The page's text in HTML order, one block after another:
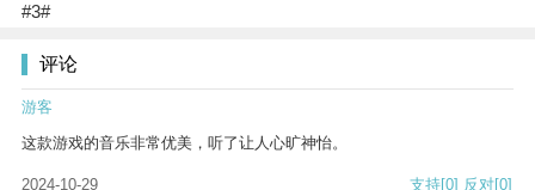
#3#
评论
游客
这款游戏的音乐非常优美，听了让人心旷神怡。
2024-10-29 支持[0] 反对[0]